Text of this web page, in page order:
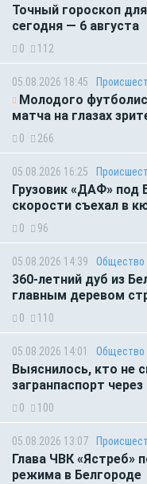
Точный гороскоп
сегодня — 6 августа
0 112
05.08.2026 18:45
Молодого
матча на глазах
0 266
05.08.2026 16:25
Грузовик «ДАФ» под
скорости съехал в
0 96
05.08.2026 14:39 Общество
360-летний дуб из
главным деревом
0 110
05.08.2026 14:01 Общество
Выяснилось, кто не
загранпаспорт
0 100
05.08.2026 13:07
Глава ЧВК «Ястреб»
режима в Белгороде